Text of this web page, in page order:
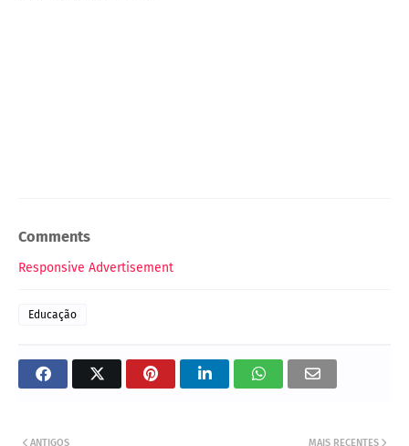
Comments
Responsive Advertisement
Educação
MAIS RECENTES
ANTIGOS